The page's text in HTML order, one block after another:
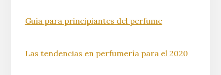
Guía para principiantes del perfume
Las tendencias en perfumería para el 2020